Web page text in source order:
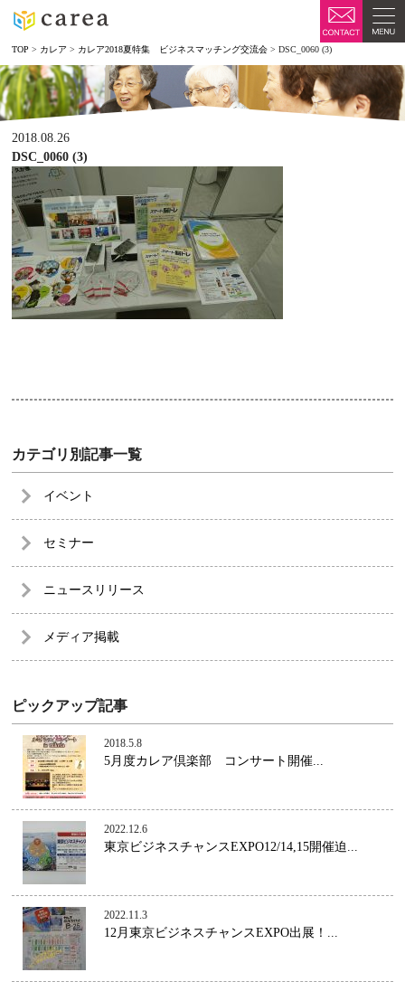
TOP > カレア > カレア2018夏特集 ビジネスマッチング交流会 >DSC_0060 (3)
2018.08.26
DSC_0060 (3)
カテゴリ別記事一覧
イベント
セミナー
ニュースリリース
メディア掲載
ピックアップ記事
2018.5.8
5月度カレア倶楽部 コンサート開催...
2022.12.6
東京ビジネスチャンスEXPO12/14,15開催迫...
2022.11.3
12月東京ビジネスチャンスEXPO出展！...